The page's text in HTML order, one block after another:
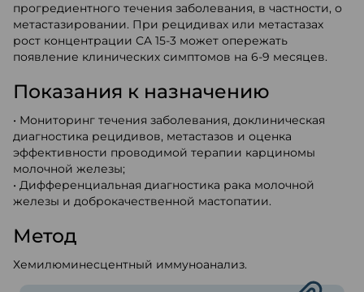
прогредиентного течения заболевания, в частности, о
метастазировании. При рецидивах или метастазах
рост концентрации CA 15-3 может опережать
появление клинических симптомов на 6-9 месяцев.
Показания к назначению
• Мониторинг течения заболевания, доклиническая
диагностика рецидивов, метастазов и оценка
эффективности проводимой терапии карциномы
молочной железы;
• Дифференциальная диагностика рака молочной
железы и доброкачественной мастопатии.
Метод
Хемилюминесцентный иммуноанализ.